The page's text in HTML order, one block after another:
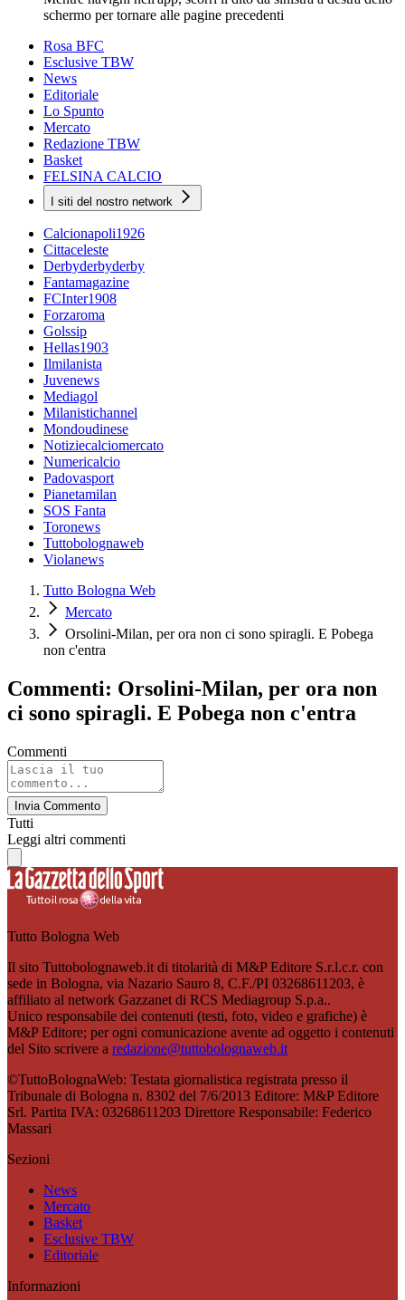
schermo per tornare alle pagine precedenti
Rosa BFC
Esclusive TBW
News
Editoriale
Lo Spunto
Mercato
Redazione TBW
Basket
FELSINA CALCIO
I siti del nostro network
Calcionapoli1926
Cittaceleste
Derbyderbyderby
Fantamagazine
FCInter1908
Forzaroma
Golssip
Hellas1903
Ilmilanista
Juvenews
Mediagol
Milanistichannel
Mondoudinese
Notiziecalciomercato
Numericalcio
Padovasport
Pianetamilan
SOS Fanta
Toronews
Tuttobolognaweb
Violanews
Tutto Bologna Web
Mercato
Orsolini-Milan, per ora non ci sono spiragli. E Pobega
non c'entra
Commenti: Orsolini-Milan, per ora non
ci sono spiragli. E Pobega non c'entra
Commenti
Invia Commento
Tutti
Leggi altri commenti
Tutto Bologna Web
Il sito Tuttobolognaweb.it di titolarità di M&P Editore S.r.l.c.r. con
sede in Bologna, via Nazario Sauro 8, C.F./PI 03268611203, è
affiliato al network Gazzanet di RCS Mediagroup S.p.a..
Unico responsabile dei contenuti (testi, foto, video e grafiche) è
M&P Editore; per ogni comunicazione avente ad oggetto i contenuti
del Sito scrivere a redazione@tuttobolognaweb.it
©TuttoBolognaWeb: Testata giornalistica registrata presso il
Tribunale di Bologna n. 8302 del 7/6/2013 Editore: M&P Editore
Srl. Partita IVA: 03268611203 Direttore Responsabile: Federico
Massari
Sezioni
News
Mercato
Basket
Esclusive TBW
Editoriale
Informazioni